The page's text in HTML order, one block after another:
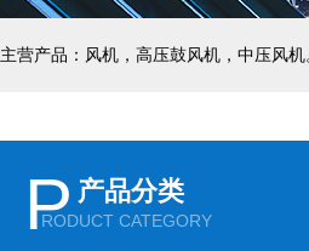
主营产品：风机，高压鼓风机，中压风
P 产品分类
RODUCT CATEGORY